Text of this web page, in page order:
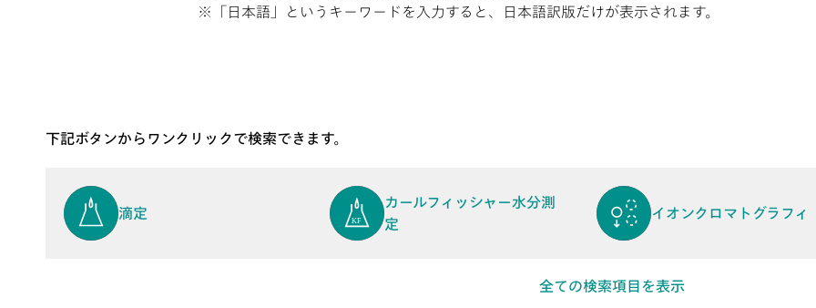
※「日本語」というキーワードを入力すると、日本語訳版だけが表示されます。
下記ボタンからワンクリックで検索できます。
滴定
カールフィッシャー水分測
定
イオンクロマトグラフィ
全ての検索項目を表示